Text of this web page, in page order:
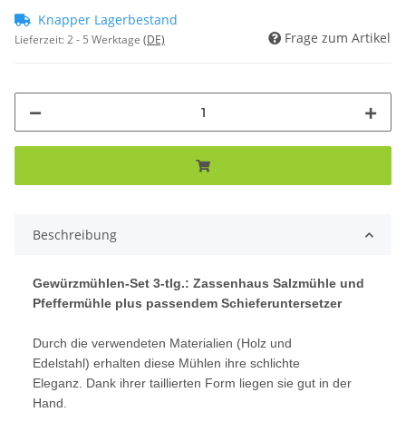
Knapper Lagerbestand
Lieferzeit:2 - 5 Werktage (DE) Frage zum Artikel
Beschreibung
Gewürzmühlen-Set 3-tlg.: Zassenhaus Salzmühle und
Pfeffermühle plus passendem Schieferuntersetzer
Durch die verwendeten Materialien (Holz und
Edelstahl) erhalten diese Mühlen ihre schlichte
Eleganz. Dank ihrer taillierten Form liegen sie gut in der
Hand.